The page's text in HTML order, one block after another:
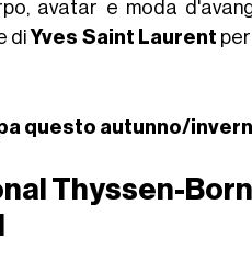
avatar e moda
diYves Saint Laurent
questo autunno/
Thyssen-